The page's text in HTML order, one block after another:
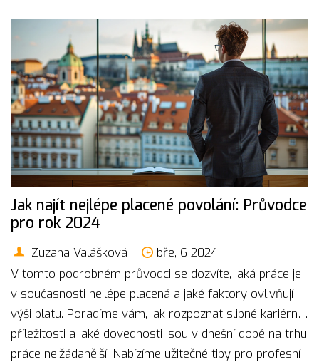
Jak najít nejlépe placené povolání: Průvodce
pro rok 2024
Zuzana Valášková
bře, 6 2024
V tomto podrobném průvodci se dozvíte, jaká práce je
v současnosti nejlépe placená a jaké faktory ovlivňují
výši platu. Poradíme vám, jak rozpoznat slibné kariérní
příležitosti a jaké dovednosti jsou v dnešní době na trhu
práce nejžádanější. Nabízíme užitečné tipy pro profesní